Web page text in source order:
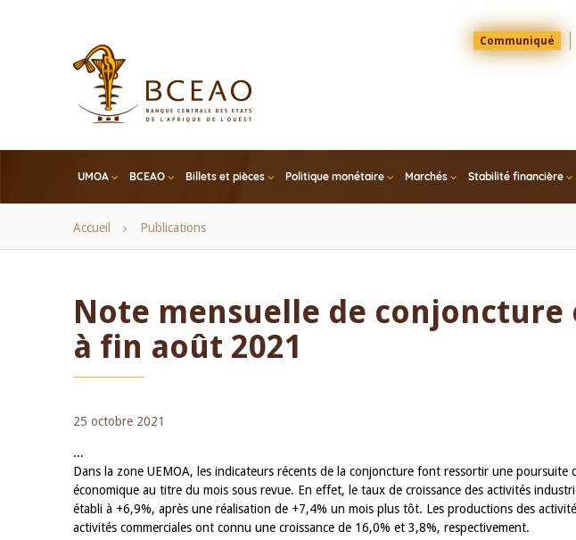
Menu
Top
Communiqué
UMOA BCEAO Billets et pièces Politique monétaire Marchés Stabilité financière
Fil
Accueil Publications
Note mensuelle de conjoncture
à fin août 2021
25 octobre 2021
...
Dans la zone UEMOA, les indicateurs récents de la conjoncture font ressortir une poursuite
économique au titre du mois sous revue. En effet, le taux de croissance des activités
établi à +6,9%, après une réalisation de +7,4% un mois plus tôt. Les productions des
activités commerciales ont connu une croissance de 16,0% et 3,8%, respectivement.